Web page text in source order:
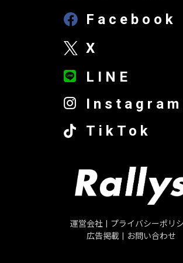
Facebook
X
LINE
Instagram
TikTok
運営会社
プライバシーポリ
広告掲載
お問い合わせ